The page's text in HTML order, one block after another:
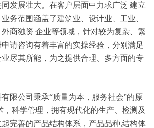
发展壮大。在客户层面中力求广泛 建立
务范围涵盖了建筑业、设计业、工业、
商独资 企业等领域，针对较为复杂、繁
请咨询有着丰富的实操经验，分别满足
尽其所能，为之提供合理、多方面的专
限公司秉承“质量为本，服务社会”的原
，科学管理，拥有现代化的生产、检测及
完善的产品结构体系，产品品种,结构体